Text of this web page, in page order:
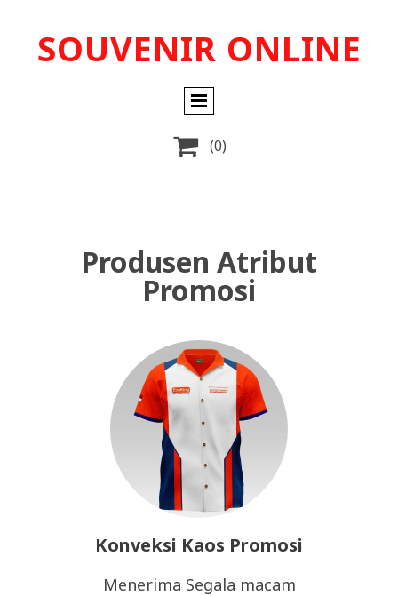
SOUVENIR ONLINE
 (0)
Produsen Atribut
Promosi
Konveksi Kaos Promosi
Menerima Segala macam